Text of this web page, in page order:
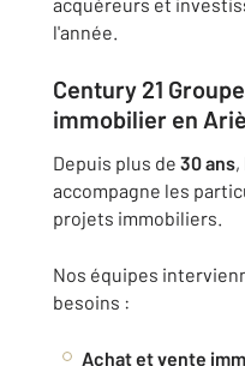
l'année.
Century 21
immobilier en
Depuis plus de 30 ans,
accompagne les
projets immobiliers.
Nos équipes
besoins :
Achat et vente